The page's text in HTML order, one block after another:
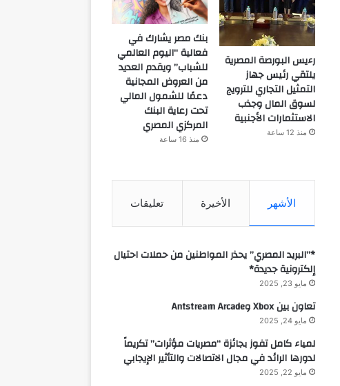
رءيس البورصة المصرية
يلتقي رئيس جهاز
التمثيل التجاري للترويج
لسوق المال وجذب
الاستثمارات الأجنبية
منذ 12 ساعة
بنك مصر يشارك في
فعالية “اليوم العالمي
للشباب” ويقدم العديد
من العروض المجانية
دعمًا للشمول المالي
تحت رعاية البنك
المركزي المصري
منذ 16 ساعة
الأشهر الأخيرة تعليقات
*”البريد المصري” يحذر المواطنين من حملات احتيال
إلكترونية جديدة*
مايو 23, 2025
تعاون بين Xbox وAntstream Arcade
مايو 24, 2025
لمياء كامل تفوز بجائزة “مصريات مؤثرات” تكريماً
لدورها الرائد في مجال الاتصالات والتأثير الإيجابي
مايو 22, 2025